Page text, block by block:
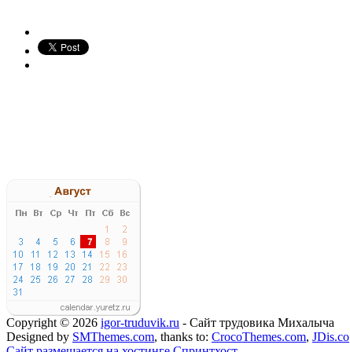
Copyright © 2026 igor-truduvik.ru - Сайт трудовика Михалыча
Designed by SMThemes.com, thanks to: CrocoThemes.com, JDis.co